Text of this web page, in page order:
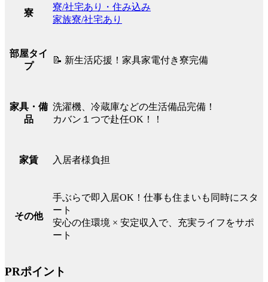
寮
寮/社宅あり・住み込み
家族寮/社宅あり
部屋タイ
プ
📝 新生活応援！家具家電付き寮完備
家具・備
品
洗濯機、冷蔵庫などの生活備品完備！
カバン１つで赴任OK！！
家賃 入居者様負担
その他
手ぶらで即入居OK！仕事も住まいも同時にスタ
ート
安心の住環境 × 安定収入で、充実ライフをサポ
ート
PRポイント